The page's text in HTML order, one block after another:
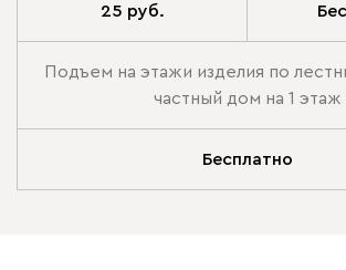
25 руб.
Подъем на этажи изделия по
частный дом на 1 этаж
Бесплатно